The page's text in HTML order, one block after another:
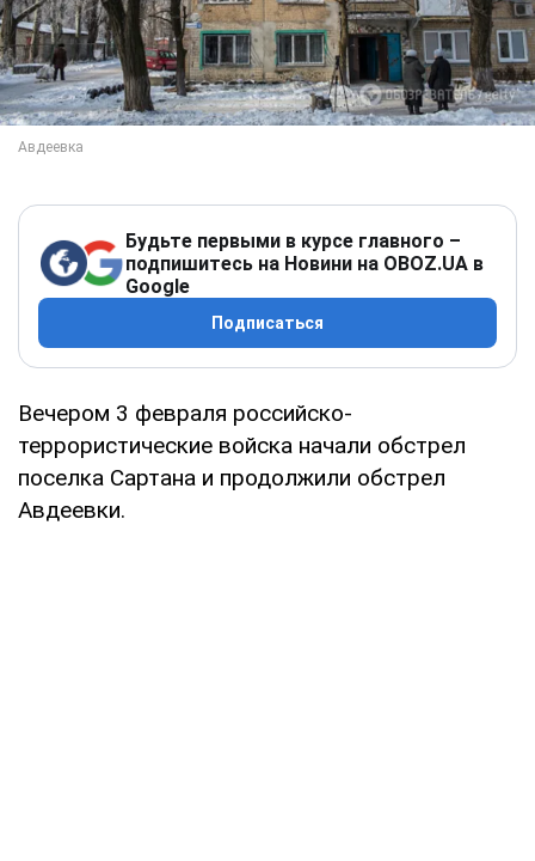
Будьте первыми в курсе главного –
подпишитесь на Новини на OBOZ.UA в
Google
Подписаться
Вечером 3 февраля российско-
террористические войска начали обстрел
поселка Сартана и продолжили обстрел
Авдеевки.